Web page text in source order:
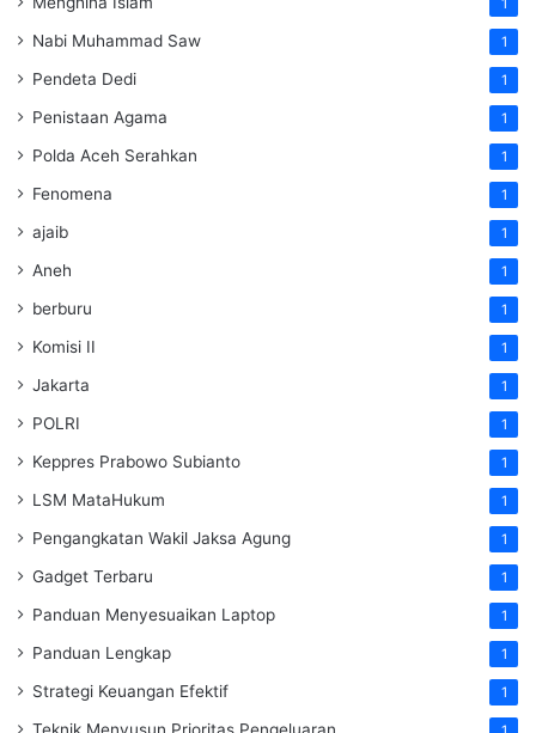
1
Nabi Muhammad Saw 1
Pendeta Dedi 1
Penistaan Agama 1
Polda Aceh Serahkan 1
Fenomena 1
ajaib 1
Aneh 1
berburu 1
Komisi II 1
Jakarta 1
POLRI 1
Keppres Prabowo Subianto 1
LSM MataHukum 1
Pengangkatan Wakil Jaksa Agung 1
Gadget Terbaru 1
Panduan Menyesuaikan Laptop 1
Panduan Lengkap 1
Strategi Keuangan Efektif 1